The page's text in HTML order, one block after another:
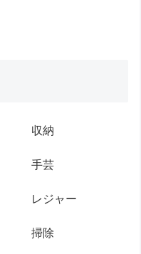
収納
手芸
レジャー
掃除